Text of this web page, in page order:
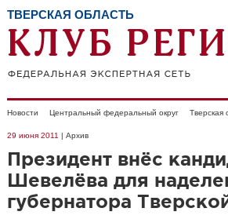
ТВЕРСКАЯ ОБЛАСТЬ
Новости Центральный федеральный округ Тверская
29 июня 2011 | Архив
Президент внёс
Шевелёва для
губернатора